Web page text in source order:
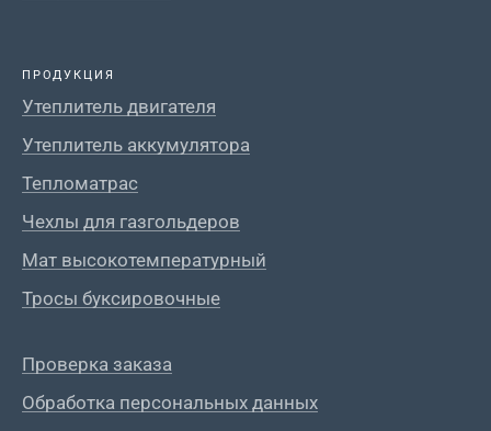
ПРОДУКЦИЯ
Утеплитель двигателя
Утеплитель аккумулятора
Тепломатрас
Чехлы для газгольдеров
Мат высокотемпературный
Тросы буксировочные
Проверка заказа
Обработка персональных данных